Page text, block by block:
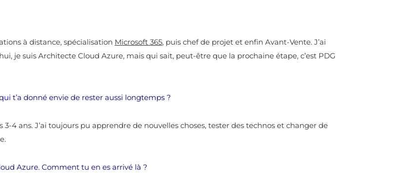
à distance, spécialisation Microsoft 365, puis chef de projet et enfin Avant-Vente. J’ai
je suis Architecte Cloud Azure, mais qui sait, peut-être que la prochaine étape, c’est PDG
t’a donné envie de rester aussi longtemps ?
4 ans. J’ai toujours pu apprendre de nouvelles choses, tester des technos et changer de
Azure. Comment tu en es arrivé là ?